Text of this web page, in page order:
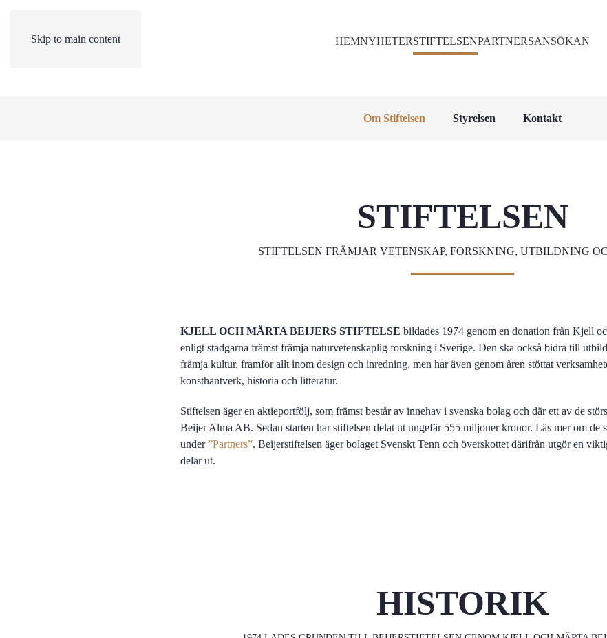
Skip to main content HEMNYHETERSTIFTELSENPARTNERSANSÖKAN
Om Stiftelsen Styrelsen Kontakt
STIFTELSEN
STIFTELSEN FRÄMJAR VETENSKAP, FORSKNING, UTBILDNING
KJELL OCH MÄRTA BEIJERS STIFTELSE bildades 1974 genom en donation från Kjell
enligt stadgarna främst främja naturvetenskaplig forskning i Sverige. Den ska också bidra till
främja kultur, framför allt inom design och inredning, men har även genom åren stöttat
konsthantverk, historia och litteratur.
Stiftelsen äger en aktieportfölj, som främst består av innehav i svenska bolag och där ett av de
Beijer Alma AB. Sedan starten har stiftelsen delat ut ungefär 555 miljoner kronor. Läs mer om de
under ”Partners”. Beijerstiftelsen äger bolaget Svenskt Tenn och överskottet därifrån utgör en
delar ut.
HISTORIK